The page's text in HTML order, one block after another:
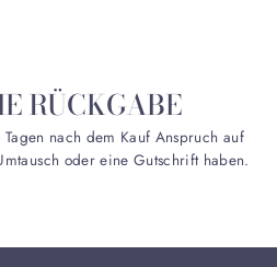
RÜCKGABE
nach dem Kauf Anspruch auf
oder eine Gutschrift haben.